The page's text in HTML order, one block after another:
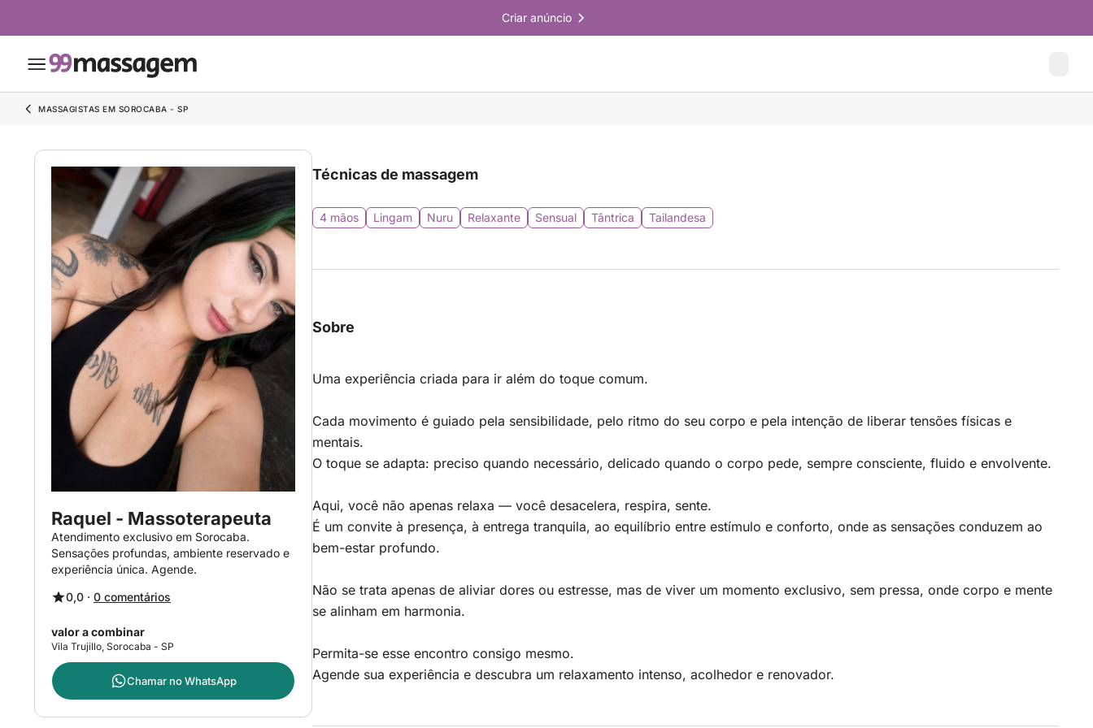
Criar anúncio
MASSAGISTAS EM SOROCABA - SP
Raquel - Massoterapeuta
Atendimento exclusivo em Sorocaba.
Sensações profundas, ambiente reservado e
experiência única. Agende.
0,0 · 0 comentários
valor a combinar
Vila Trujillo, Sorocaba - SP
Chamar noWhatsApp
Técnicas de massagem
4 mãos Lingam Nuru Relaxante Sensual Tântrica Tailandesa
Sobre
Uma experiência criada para ir além do toque comum.
Cada movimento é guiado pela sensibilidade, pelo ritmo do seu corpo e pela intenção de liberar tensões físicas e
mentais.
O toque se adapta: preciso quando necessário, delicado quando o corpo pede, sempre consciente, fluido e envolvente.
Aqui, você não apenas relaxa — você desacelera, respira, sente.
É um convite à presença, à entrega tranquila, ao equilíbrio entre estímulo e conforto, onde as sensações conduzem ao
bem-estar profundo.
Não se trata apenas de aliviar dores ou estresse, mas de viver um momento exclusivo, sem pressa, onde corpo e mente
se alinham em harmonia.
Permita-se esse encontro consigo mesmo.
Agende sua experiência e descubra um relaxamento intenso, acolhedor e renovador.